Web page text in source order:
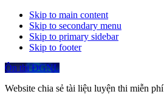
Skip to main content
Skip to secondary menu
Skip to primary sidebar
Skip to footer
Ôn thi ĐGNL
Website chia sẻ tài liệu luyện thi miễn phí